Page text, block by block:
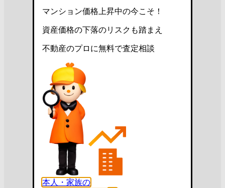
マンション価格上昇中の今こそ！
資産価格の下落のリスクも踏まえ
不動産のプロに無料で査定相談
本人・家族の